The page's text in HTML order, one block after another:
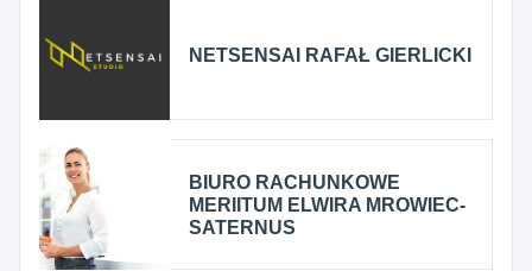
NETSENSAI RAFAŁ GIERLICKI
BIURO RACHUNKOWE
MERIITUM ELWIRA MROWIEC-
SATERNUS